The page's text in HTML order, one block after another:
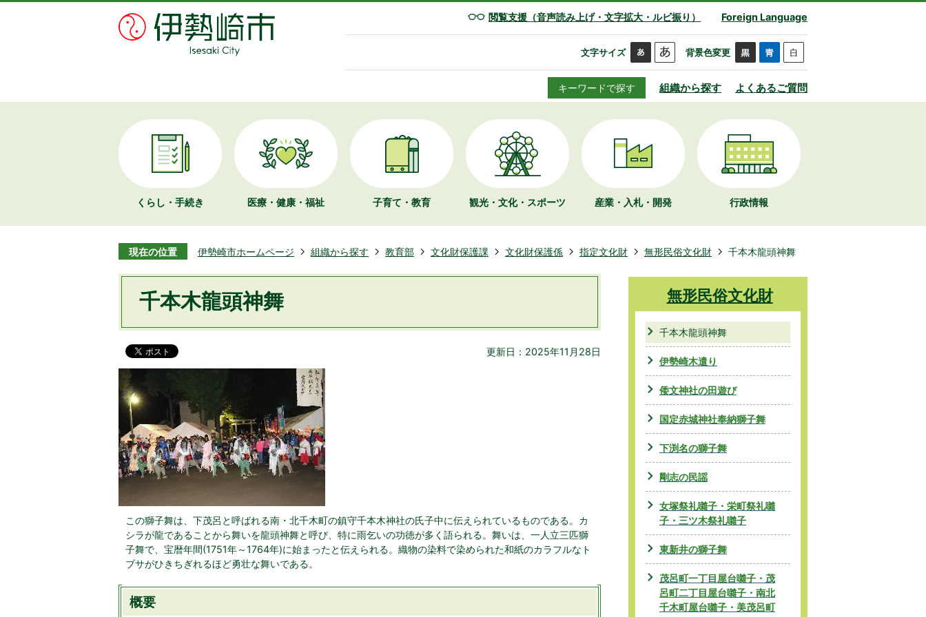
閲覧支援（音声読み上げ・文字拡大・ルビ振り） Foreign Language
文字サイズ 背景色変更
キーワードで探す 組織から探す よくあるご質問
くらし・手続き 医療・健康・福祉 子育て・教育 観光・文化・ スポーツ 産業・入札・開発 行政情報
現在の位置 伊勢崎市ホームページ 組織から探す 教育部 文化財保護課 文化財保護係 指定文化財 無形民俗文化財 千本木龍頭神舞
千本木龍頭神舞
更新日：2025年11月28日
この獅子舞は、下茂呂と呼ばれる南・北千木町の鎮守千本木神社の氏子中に伝えられているものである。カ
シラが龍であることから舞いを龍頭神舞と呼び、特に雨乞いの功徳が多く語られる。舞いは、一人立三匹獅
子舞で、宝暦年間(1751年～1764年)に始まったと伝えられる。織物の染料で染められた和紙のカラフルなト
ブサがひきちぎれるほど勇壮な舞いである。
概要
無形民俗文化財
千本木龍頭神舞
伊勢崎木遣り
倭文神社の田遊び
国定赤城神社奉納獅子舞
下渕名の獅子舞
剛志の民謡
女塚祭礼囃子・栄町祭礼囃
子・三ツ木祭礼囃子
東新井の獅子舞
茂呂町一丁目屋台囃子・茂
呂町二丁目屋台囃子・南北
千木町屋台囃子・美茂呂町